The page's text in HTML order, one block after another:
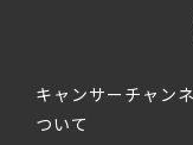
キャンサーチャン
ついて